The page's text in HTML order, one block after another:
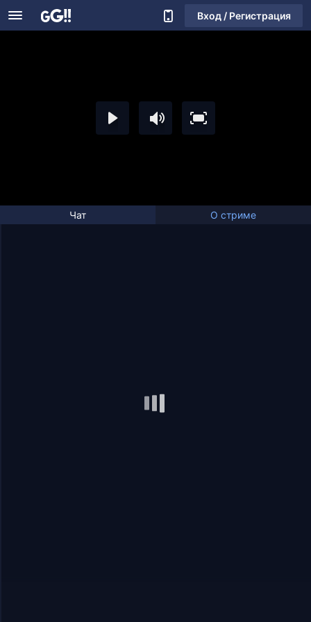
Вход / Регистрация
Чат О стриме